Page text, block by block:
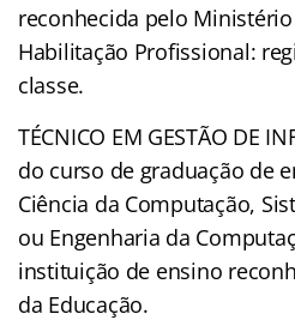
reconhecida pelo Ministério
Habilitação Profissional:
classe.
TÉCNICO EM GESTÃO DE
do curso de graduação de
Ciência da Computação,
ou Engenharia da
instituição de ensino
da Educação.